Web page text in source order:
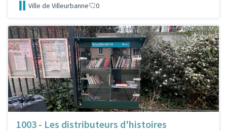
Ville de Villeurbanne 0
1003 - Les distributeurs d'histoires